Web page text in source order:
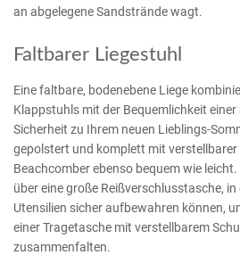
an abgelegene Sandstrände wagt.
Faltbarer Liegestuhl
Eine faltbare, bodenebene Liege
Klappstuhls mit der Bequemlichkeit
Sicherheit zu Ihrem neuen Lieblings-
gepolstert und komplett mit verstellbarer
Beachcomber ebenso bequem wie
über eine große Reißverschlusstasche,
Utensilien sicher aufbewahren können,
einer Tragetasche mit verstellbarem
zusammenfalten.